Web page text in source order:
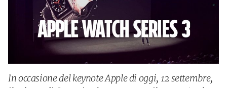
In occasione del keynote Apple di oggi, 12 settembre,